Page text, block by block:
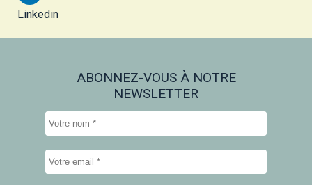
Linkedin
ABONNEZ-VOUS À NOTRE
NEWSLETTER